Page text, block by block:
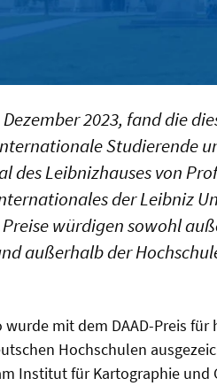
2023, fand die
Studierende
des Leibnizhauses von
der Leibniz
Preise würdigen sowohl
außerhalb der
wurde mit dem DAAD-Preis
Hochschulen
Institut für Kartographie